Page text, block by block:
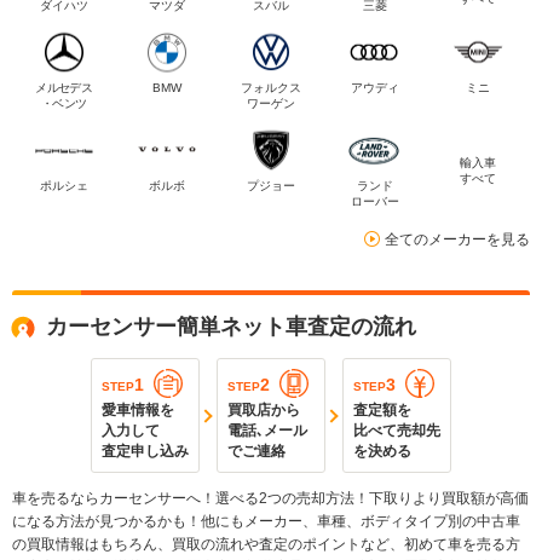
ダイハツ マツダ スバル 三菱
メルセデス
・ベンツ
BMW
フォルクス
ワーゲン
アウディ ミニ
ポルシェ ボルボ プジョー
ランド
ローバー
輸入車
すべて
全てのメーカーを見る
カーセンサー簡単ネット車査定の流れ
STEP1
愛車情報を
入力して
査定申し込み
STEP2
買取店から
電話､メール
でご連絡
STEP3
査定額を
比べて売却先
を決める
車を売るならカーセンサーへ！選べる2つの売却方法！下取りより買取額が高価
になる方法が見つかるかも！他にもメーカー、車種、ボディタイプ別の中古車
の買取情報はもちろん、買取の流れや査定のポイントなど、初めて車を売る方